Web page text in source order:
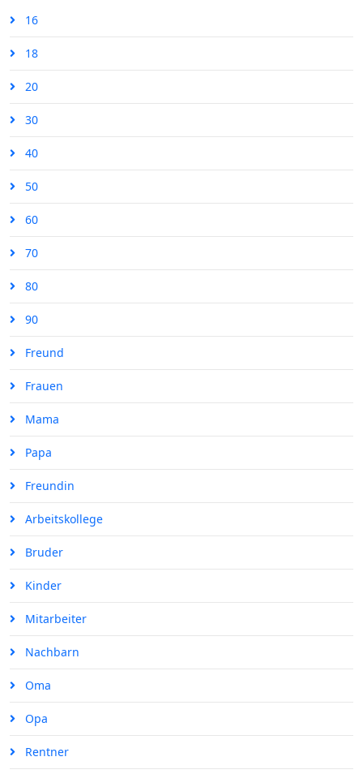
16
18
20
30
40
50
60
70
80
90
Freund
Frauen
Mama
Papa
Freundin
Arbeitskollege
Bruder
Kinder
Mitarbeiter
Nachbarn
Oma
Opa
Rentner